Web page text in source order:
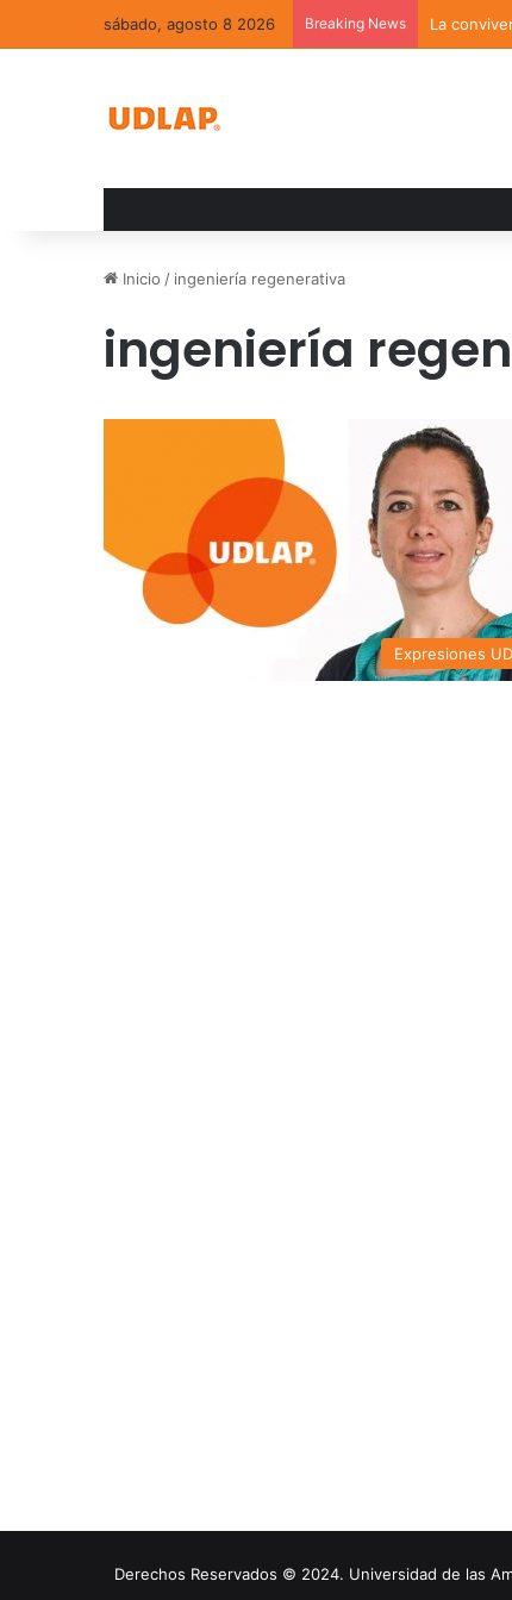
sábado, agosto 8 2026 Breaking News La
Inicio / ingeniería regenerativa
ingeniería
Expresiones
Derechos Reservados © 2024. Universidad de las